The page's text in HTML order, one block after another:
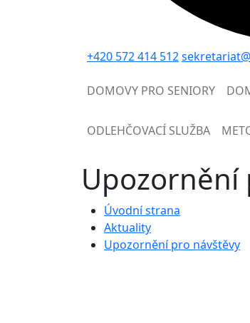
+420 572 414 512
DOMOVY PRO SENIORY
ODLEHČOVACÍ SLUŽBA
Upozornění
Úvodní strana
Aktuality
Upozornění pro návštěvy